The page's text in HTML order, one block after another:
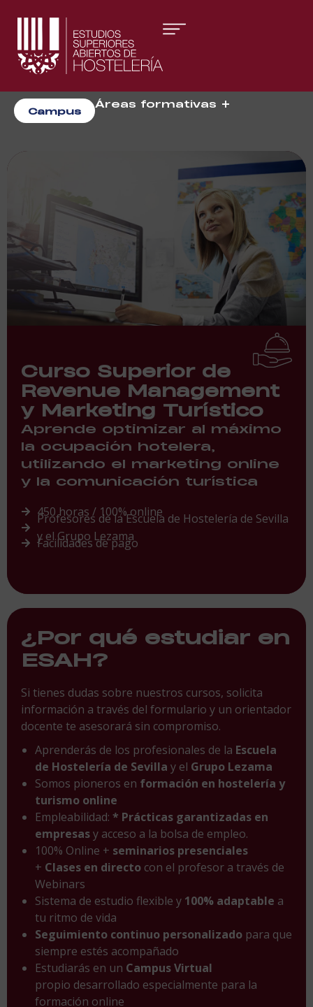
Campus
Áreas formativas
Curso Superior de
Revenue Management
y Marketing Turístico
Aprende optimizar al máximo
la ocupación hotelera,
utilizando el marketing online
y la comunicación turística
450 horas / 100% online
Profesores de la Escuela de Hostelería de Sevilla
y el Grupo Lezama
Facilidades de pago
¿Por qué estudiar en
ESAH?
Si tienes dudas sobre nuestros cursos, solicita
información a través del formulario y un orientador
docente te asesorará sin compromiso.
Aprenderás de los profesionales de la Escuela
de Hostelería de Sevilla y el Grupo Lezama
Somos pioneros en formación en hostelería y
turismo online
Empleabilidad: * Prácticas garantizadas en
empresasy acceso a la bolsa de empleo.
100% Online + seminarios presenciales
+ Clases en directo con el profesor a través de
Webinars
Sistema de estudio flexible y 100% adaptable a
tu ritmo de vida
Seguimiento continuo personalizado para que
siempre estés acompañado
Estudiarás en un Campus Virtual
propio desarrollado especialmente para la
formación online